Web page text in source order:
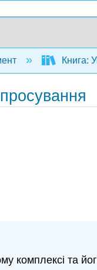
Книга:
комплексі та